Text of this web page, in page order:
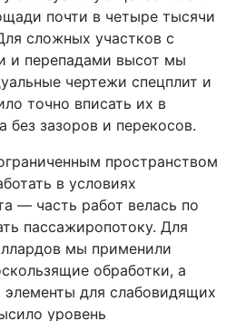
почти в четыре тысячи
сложных участков с
и перепадами высот мы
чертежи спецплит и
точно вписать их в
без зазоров и перекосов.
пространством
в условиях
— часть работ велась по
пассажиропотоку. Для
мы применили
обработки, а
элементы для слабовидящих
уровень